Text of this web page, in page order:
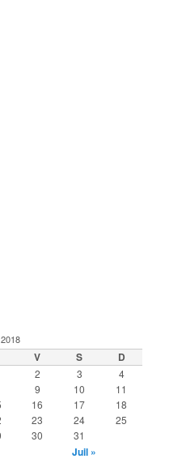
V S D
2 3
4
9 10
11
16 17
18
23 24 25
30 31
Juil »